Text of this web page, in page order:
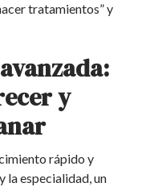
tratamientos” y
y
rápido y
la especialidad, un